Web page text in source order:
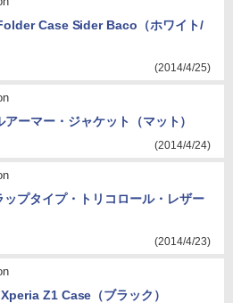
Case Sider Baco（ホワイト/
(2014/4/25)
ーマー・ジャケット（マット）
(2014/4/24)
プタイプ・トリコロール・レザー
(2014/4/23)
Z1 Case（ブラック）